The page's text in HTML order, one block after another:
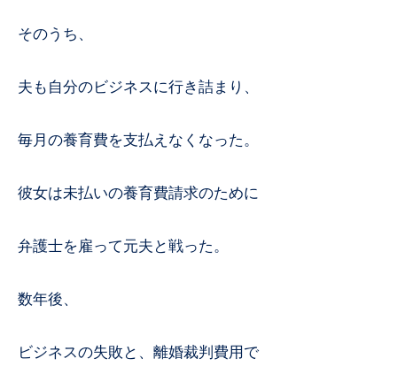
そのうち、
夫も自分のビジネスに行き詰まり、
毎月の養育費を支払えなくなった。
彼女は未払いの養育費請求のために
弁護士を雇って元夫と戦った。
数年後、
ビジネスの失敗と、離婚裁判費用で